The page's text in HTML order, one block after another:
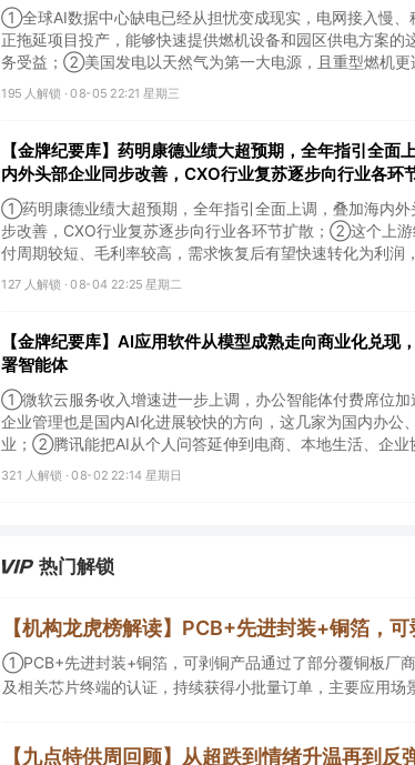
①全球AI数据中心缺电已经从担忧变成现实，电网接入慢、
正拖延项目投产，能够快速提供燃机设备和园区供电方案的
务受益；②美国发电以天然气为第一大电源，且重型燃机更
大、持续运行的数据中心园区，透平叶片为上游主要卡产能
内公司已与国外燃机巨头签署多年供货协议；③国家电网“十
几家企业为国内特高压设备头部企业。
195 人解锁 ·08-05 22:21 星期三
【金牌纪要库】药明康德业绩大超预期，全年指引全面
内外头部企业同步改善，CXO行业复苏逐步向行业各环
个上游细分环节交付周期较短、毛利率较高，需求恢复后
化为利润
①药明康德业绩大超预期，全年指引全面上调，叠加海内外
步改善，CXO行业复苏逐步向行业各环节扩散；②这个上游
付周期较短、毛利率较高，需求恢复后有望快速转化为利润
户认证并具备规模化生产能力的企业竞争优势更明显；③
2021年周期，本轮更多来自存量管线向中后期推进、境外
强。
127 人解锁 ·08-04 22:25 星期二
【金牌纪要库】AI应用软件从模型成熟走向商业化兑现
署智能体
①微软云服务收入增速进一步上调，办公智能体付费席位加
企业管理也是国内AI化进展较快的方向，这几家为国内办公
业；②腾讯能把AI从个人问答延伸到电商、本地生活、企业
较强的开放生态特征，在AI智能体时代具有强竞争力，这几
业务联系紧密；③AI应用扩张会显著增加推理算力需求，第
321 人解锁 ·08-02 22:14 星期日
热门解锁
①PCB+先进封装+铜箔，可剥铜产品通过了部分覆铜板厂
及相关芯片终端的认证，持续获得小批量订单，主要应用场
具备承接细胞与基因治疗产品商业化受托生产的合规资质，